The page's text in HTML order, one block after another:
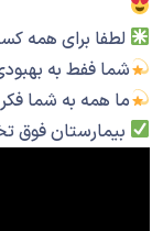
لطفا برای همه
شما ففط به
ما همه به شما
بیمارستان فوق